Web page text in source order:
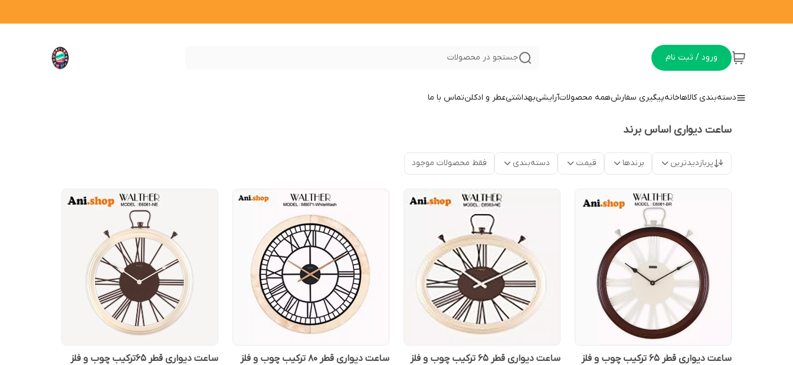
ورود / ثبت نام جستجو در محصولات
دسته‌بندی کالاهاخانهپیگیری سفارشهمه محصولاتآرایشیبهداشتیعطر و ادکلنتماس با ما
ساعت دیواری اساس برند
پربازدیدترین برندها قیمت دسته‌بندی فقط محصولات موجود
ساعت دیواری قطر 65 ترکیب چوب و فلز
ساعت دیواری قطر 65 ترکیب چوب و فلز
ساعت دیواری قطر 80 ترکیب چوب و فلز
ساعت دیواری قطر 65ترکیب چوب و فلز